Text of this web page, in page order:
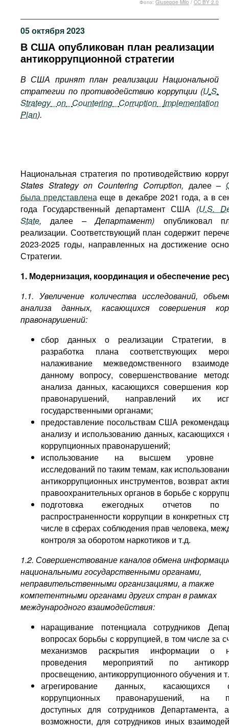
Подкасты
Книжная полка
05 октября 2023
В США опубликован план реализации
антикоррупционной стратегии
В США принят план реализации Национальной
стратегии по противодействию коррупции (U.S.
Strategy on Countering Corruption Implementation
Plan).
Фото: Giuseppe Milo / CC BY 2.0
Национальная стратегия по противодействию
States Strategy on Countering Corruption, далее–
была представленаеще в декабре 2021 года, а в
года Государственный департамент США (U.S.
State,далее – Департамент) опубликовал
реализации. Соответствующий план содержит
2023-2025 годы, направленных на достижение
Стратегии.
1. Модернизация, координация и обеспечение
1.1. Увеличение количества исследований,
анализа данных, касающихся совершения
правонарушений:
сбор данных о реализации Стратегии, в
разработка плана соответствующих
налаживание межведомственного
данному вопросу, совершенствование
анализа данных, касающихся совершения
правонарушений, направлений их
государственными органами;
предоставление посольствам США
анализу и использованию данных, касающихся
коррупционных правонарушений;
использование на высшем уровне
исследований по таким темам, как
антикоррупционных инструментов, возврат
правоохранительных органов в борьбе с
подготовка ежегодных отчетов по
распространенности коррупции в конкретных
числе в сферах соблюдения прав человека,
контроля за оборотом наркотиков и т.д.
1.2. Совершенствование каналов обмена
национальными государственными органами,
неправительственными организациями, а также
компетентными органами других стран в рамках
международного взаимодействия:
наращивание потенциала сотрудников
вопросах борьбы с коррупцией, в том числе за
механизмов раскрытия информации о
проведения мероприятий по
просвещению, антикоррупционного обучения и
агрегирование данных, касающихся
коррупционных правонарушений, на
доступных для сотрудников Департамента,
возможности, для сотрудников иных